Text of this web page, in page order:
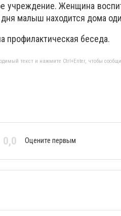
учреждение. Женщина
малыш находится дома
профилактическая беседа.
текст и нажмите Ctrl+Enter, чтобы
0,0 Оцените первым